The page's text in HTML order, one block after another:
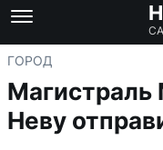
ГОРОД
Магистраль
Неву